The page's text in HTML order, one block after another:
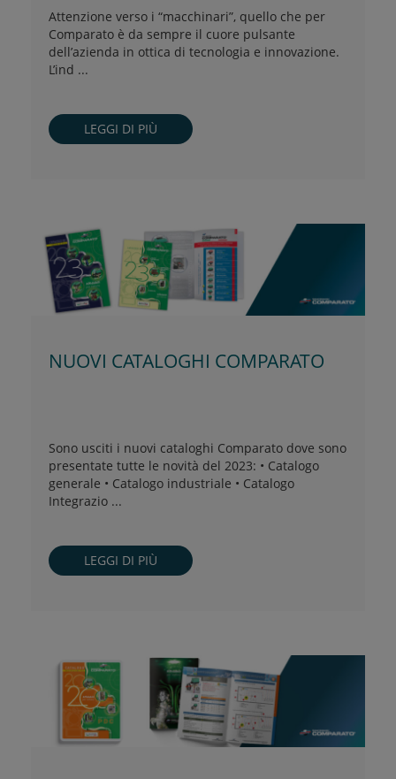
Attenzione verso i “macchinari”, quello che per
Comparato è da sempre il cuore pulsante
dell’azienda in ottica di tecnologia e innovazione.
L’ind ...
LEGGI DI PIÙ
NUOVI CATALOGHI COMPARATO
Sono usciti i nuovi cataloghi Comparato dove sono
presentate tutte le novità del 2023: • Catalogo
generale • Catalogo industriale • Catalogo
Integrazio ...
LEGGI DI PIÙ